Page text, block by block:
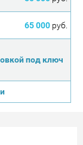
65 000 руб.